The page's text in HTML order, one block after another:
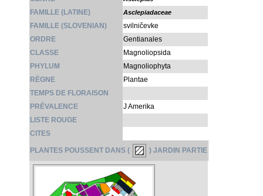
FAMILLE (LATINE) Asclepiadaceae
FAMILLE (SLOVENIAN)
svilničevke
ORDRE
Gentianales
CLASSE
Magnoliopsida
PHYLUM
Magnoliophyta
RÈGNE
Plantae
TEMPS DE FLORAISON
PRÉVALENCE
J Amerika
LISTE ROUGE
CITES
PLANTES POUSSENT DANS ( ) JARDIN PARTIE